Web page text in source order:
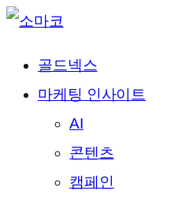
골드넥스
마케팅 인사이트
AI
콘텐츠
캠페인